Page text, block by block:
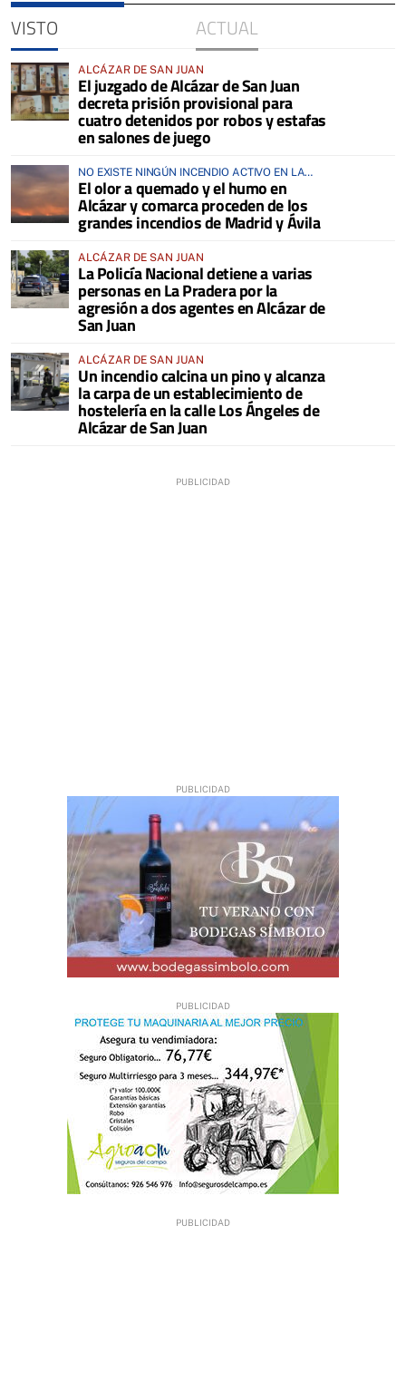
VISTO ACTUAL
ALCÁZAR DE SAN JUAN
El juzgado de Alcázar de San Juan
decreta prisión provisional para
cuatro detenidos por robos y estafas
en salones de juego
NO EXISTE NINGÚN INCENDIO ACTIVO EN LA
COMARCA
El olor a quemado y el humo en
Alcázar y comarca proceden de los
grandes incendios de Madrid y Ávila
ALCÁZAR DE SAN JUAN
La Policía Nacional detiene a varias
personas en La Pradera por la
agresión a dos agentes en Alcázar de
San Juan
ALCÁZAR DE SAN JUAN
Un incendio calcina un pino y alcanza
la carpa de un establecimiento de
hostelería en la calle Los Ángeles de
Alcázar de San Juan